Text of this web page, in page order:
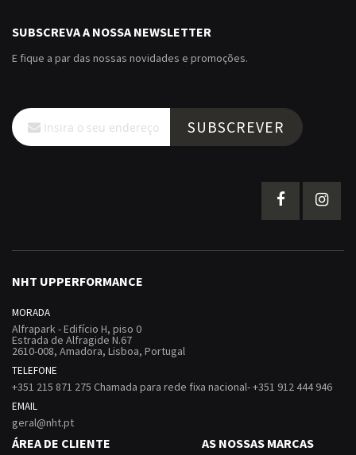
SUBSCREVA A NOSSA NEWSLETTER
E fique a par das nossas novidades e promoções.
Subscreva
a
nossa
SUBSCREVER
NHT UPPERFORMANCE
MORADA
Alfrapark - Edifício H, piso 0
Estrada de Alfragide N.67
2610-008, Amadora, Lisboa, Portugal
TELEFONE
+351 215 871 275 Chamada para rede fixa nacional- +351 912 444 946
EMAIL
geral@nht.pt
ÁREA DE CLIENTE AS NOSSAS MARCAS